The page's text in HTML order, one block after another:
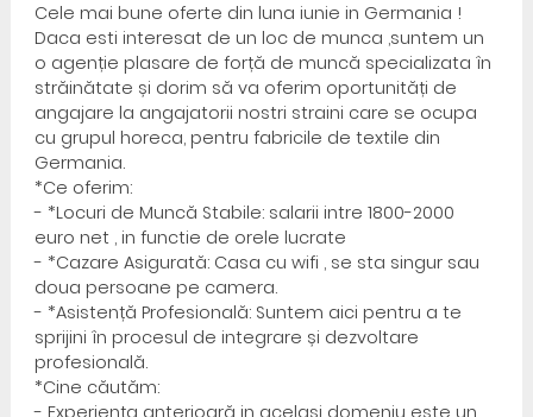
Cele mai bune oferte din luna iunie in Germania !
Daca esti interesat de un loc de munca ,suntem un
o agenție plasare de forță de muncă specializata în
străinătate și dorim să va oferim oportunități de
angajare la angajatorii nostri straini care se ocupa
cu grupul horeca, pentru fabricile de textile din
Germania.
*Ce oferim:
- *Locuri de Muncă Stabile: salarii intre 1800-2000
euro net , in functie de orele lucrate
- *Cazare Asigurată: Casa cu wifi , se sta singur sau
doua persoane pe camera.
- *Asistență Profesională: Suntem aici pentru a te
sprijini în procesul de integrare și dezvoltare
profesională.
*Cine căutăm:
- Experiența anterioară in acelasi domeniu este un